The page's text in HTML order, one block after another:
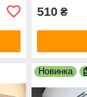
510 ₴
Новинка